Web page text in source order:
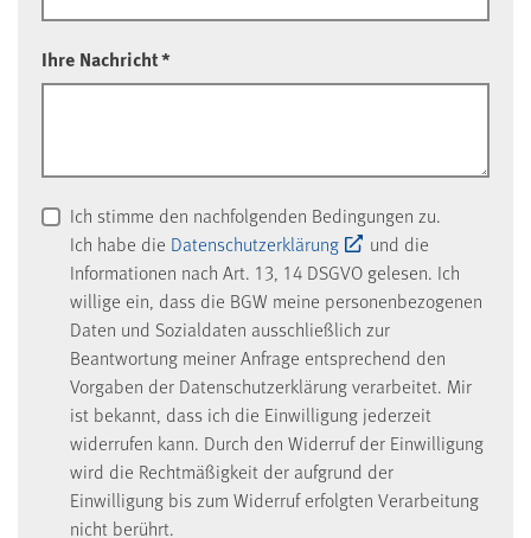
Ihre Nachricht*
Ich stimme den nachfolgenden Bedingungen zu.
Ich habe die Datenschutzerklärung
und die
Informationen nach Art. 13, 14 DSGVO gelesen. Ich
willige ein, dass die BGW meine personenbezogenen
Daten und Sozialdaten ausschließlich zur
Beantwortung meiner Anfrage entsprechend den
Vorgaben der Datenschutzerklärung verarbeitet. Mir
ist bekannt, dass ich die Einwilligung jederzeit
widerrufen kann. Durch den Widerruf der Einwilligung
wird die Rechtmäßigkeit der aufgrund der
Einwilligung bis zum Widerruf erfolgten Verarbeitung
nicht berührt.